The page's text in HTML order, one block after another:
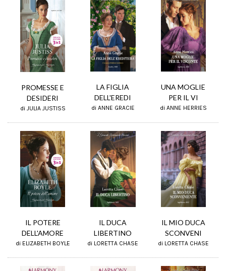
PROMESSE E
DESIDERI
di JULIA JUSTISS
LA FIGLIA
DELL'EREDI
di ANNE GRACIE
UNA MOGLIE
PER IL VI
di ANNE HERRIES
IL POTERE
DELL'AMORE
di ELIZABETH BOYLE
IL DUCA
LIBERTINO
di LORETTA CHASE
IL MIO DUCA
SCONVENI
di LORETTA CHASE